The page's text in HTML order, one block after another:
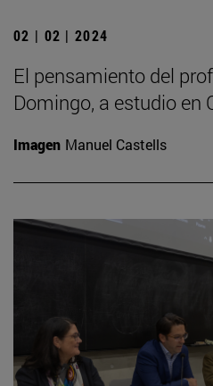
02 | 02 | 2024
El pensamiento del
Domingo, a estudio en
Imagen Manuel Castells